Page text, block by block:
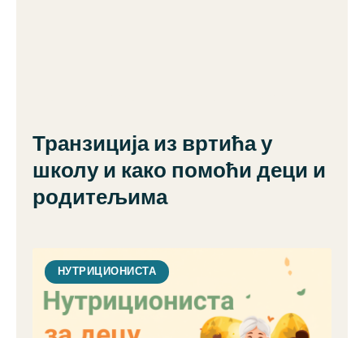
Транзиција из вртића у
школу и како помоћи деци и
родитељима
НУТРИЦИОНИСТА